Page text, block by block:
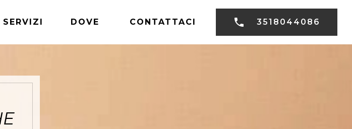
SERVIZI DOVE CONTATTACI 3518044086